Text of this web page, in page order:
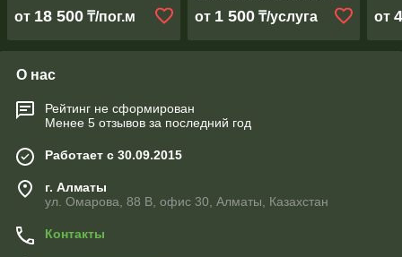
от 18 500 ₸/пог.м от 1 500₸/услуга от
О нас
Рейтинг не сформирован
Менее 5 отзывов за последний год
Работает с 30.09.2015
г. Алматы
ул. Омарова, 88 В, офис 30, Алматы, Казахстан
Контакты